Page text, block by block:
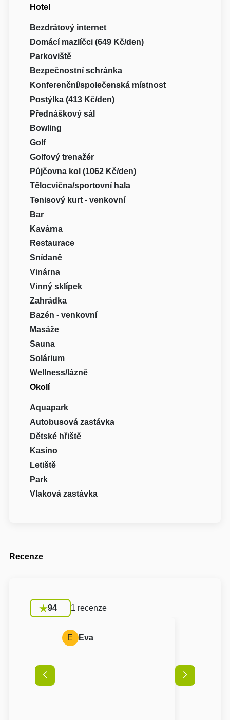
Hotel
Bezdrátový internet
Domácí mazlíčci (649 Kč/den)
Parkoviště
Bezpečnostní schránka
Konferenční/společenská místnost
Postýlka (413 Kč/den)
Přednáškový sál
Bowling
Golf
Golfový trenažér
Půjčovna kol (1062 Kč/den)
Tělocvična/sportovní hala
Tenisový kurt - venkovní
Bar
Kavárna
Restaurace
Snídaně
Vinárna
Vinný sklípek
Zahrádka
Bazén - venkovní
Masáže
Sauna
Solárium
Wellness/lázně
Okolí
Aquapark
Autobusová zastávka
Dětské hřiště
Kasíno
Letiště
Park
Vlaková zastávka
Recenze
94 1 recenze
E Eva